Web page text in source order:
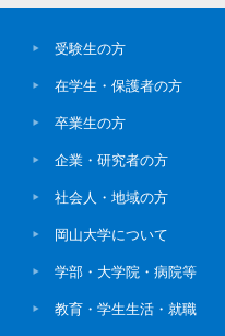
受験生の方
在学生・保護者の方
卒業生の方
企業・研究者の方
社会人・地域の方
岡山大学について
学部・大学院・病院等
教育・学生生活・就職